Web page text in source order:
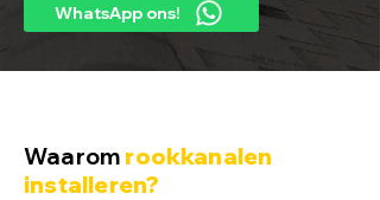
WhatsApp ons!
Waarom rookkanalen
installeren?